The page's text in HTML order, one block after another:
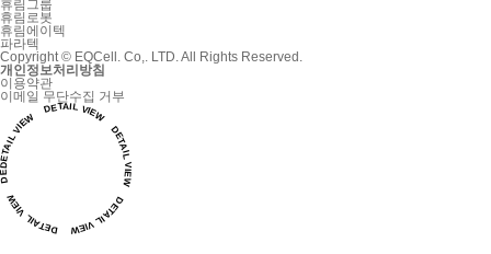
휴림그룹
휴림로봇
휴림에이텍
파라텍
Copyright © EQCell. Co,. LTD. All Rights Reserved.
개인정보처리방침
이용약관
이메일 무단수집 거부
VIEW DETAIL VIEW DETAIL VIEW DETAIL VIEW DETAIL VIEW